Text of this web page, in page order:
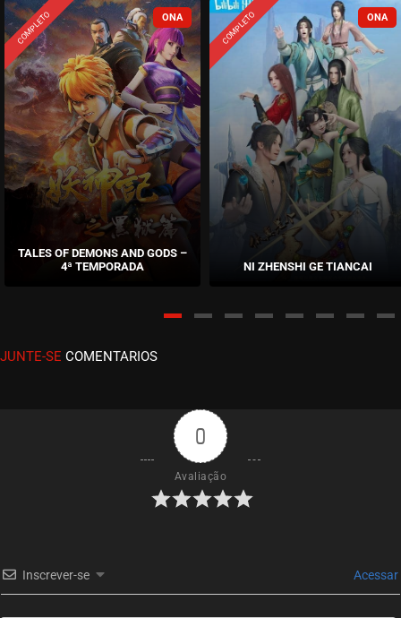
ASSISTIDO
ASSISTIDO
EPISÓDIO 19
junho 22, 2022
ASSISTIDO
EPISÓDIO 18
junho 22, 2022
EPISÓDIO 17
junho 08, 2022
ASSISTIDO
EPISÓDIO 15
junho 08, 2022
EPISÓDIO 14
EPISÓDIO 13
COMPLETO
TALES OF DEMONS AND GODS –
4ª TEMPORADA
COMPLETO
NI ZHENSHI GE TIANCAI
JUNTE-SE COMENTARIOS
0
Avaliação
Inscrever-se Acessar